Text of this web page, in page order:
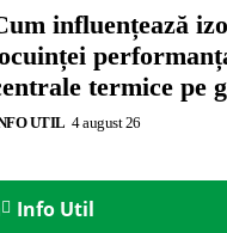
influențează
termice pe
UTIL 4 august 26
Info Util